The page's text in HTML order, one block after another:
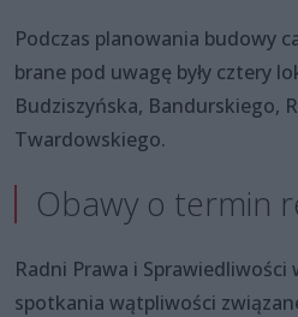
Podczas planowania budowy
brane pod uwagę były cztery
Budziszyńska, Bandurskiego,
Twardowskiego.
Obawy o termin
Radni Prawa i Sprawiedliwości
spotkania wątpliwości